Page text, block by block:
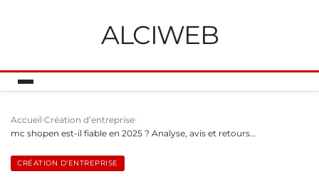
ALCIWEB
Accueil Création d’entreprise
mc shopen est-il fiable en 2025 ? Analyse, avis et retours…
CRÉATION D’ENTREPRISE